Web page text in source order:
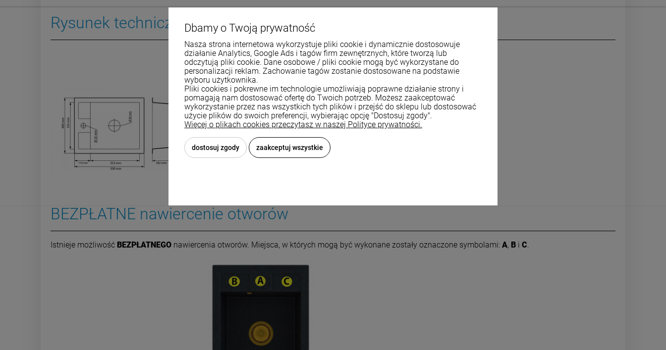
Rysunek techniczny
BEZPŁATNE nawiercenie otworów
Istnieje możliwość BEZPŁATNEGO nawiercenia otworów. Miejsca, w których mogą być wykonane zostały oznaczone symbolami: A, B i C.
Dbamy o Twoją prywatność
Nasza strona internetowa wykorzystuje pliki cookie i dynamicznie dostosowuje
działanie Analytics, Google Ads i tagów firm zewnętrznych, które tworzą lub
odczytują pliki cookie. Dane osobowe / pliki cookie mogą być wykorzystane do
personalizacji reklam. Zachowanie tagów zostanie dostosowane na podstawie
wyboru użytkownika.
Pliki cookies i pokrewne im technologie umożliwiają poprawne działanie strony i
pomagają nam dostosować ofertę do Twoich potrzeb. Możesz zaakceptować
wykorzystanie przez nas wszystkich tych plików i przejść do sklepu lub dostosować
użycie plików do swoich preferencji, wybierając opcję "Dostosuj zgody".
Więcej o plikach cookies przeczytasz w naszej Polityce prywatności.
dostosuj zgody zaakceptuj wszystkie